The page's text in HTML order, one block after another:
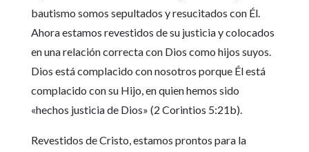
bautismo somos sepultados y resucitados con Él.
Ahora estamos revestidos de su justicia y colocados
en una relación correcta con Dios como hijos suyos.
Dios está complacido con nosotros porque Él está
complacido con su Hijo, en quien hemos sido
«hechos justicia de Dios» (2 Corintios 5:21b).
Revestidos de Cristo, estamos prontos para la